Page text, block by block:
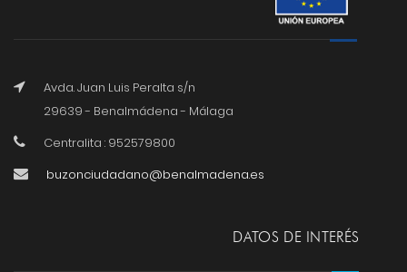
Avda. Juan Luis Peralta s/n
29639 - Benalmádena - Málaga
Centralita : 952579800
buzonciudadano@benalmadena.es
DATOS DE INTERÉS